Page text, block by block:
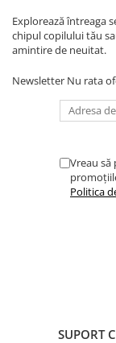
Explorează întreaga
chipul copilului tău
amintire de neuitat.
Newsletter Nu rata
Vreau
Politica
SUPORT